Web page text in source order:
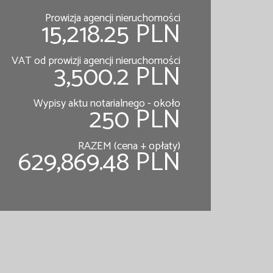
Prowizja agencji nieruchomości
15,218.25 PLN
VAT od prowizji agencji nieruchomości
3,500.2 PLN
Wypisy aktu notarialnego - około
250 PLN
RAZEM (cena + opłaty)
629,869.48 PLN